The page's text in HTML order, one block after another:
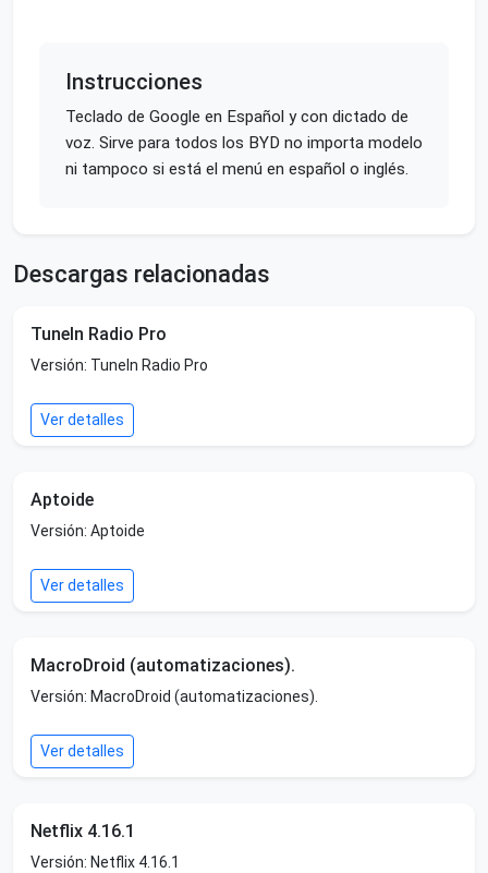
Instrucciones
Teclado de Google en Español y con dictado de
voz. Sirve para todos los BYD no importa modelo
ni tampoco si está el menú en español o inglés.
Descargas relacionadas
TuneIn Radio Pro
Versión: TuneIn Radio Pro
Ver detalles
Aptoide
Versión: Aptoide
Ver detalles
MacroDroid (automatizaciones).
Versión: MacroDroid (automatizaciones).
Ver detalles
Netflix 4.16.1
Versión: Netflix 4.16.1